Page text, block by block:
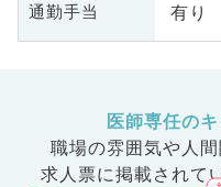
通勤手当 有り
医師専任の
職場の雰囲気や人間
求人票に掲載されて